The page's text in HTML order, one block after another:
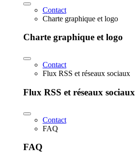
Contact
Charte graphique et logo
Charte graphique et logo
Contact
Flux RSS et réseaux sociaux
Flux RSS et réseaux sociaux
Contact
FAQ
FAQ